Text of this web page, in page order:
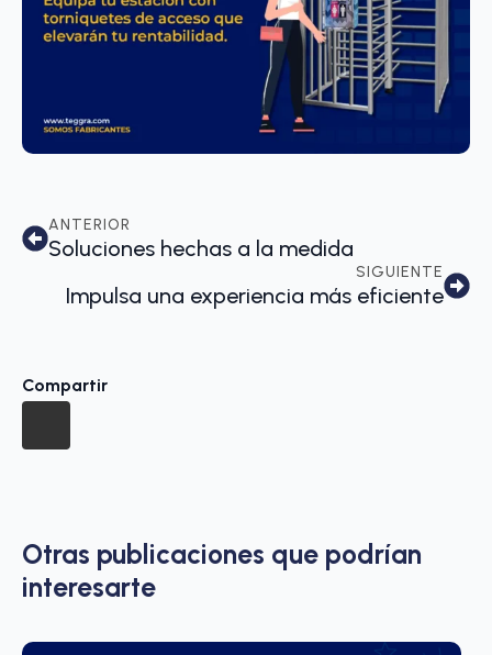
ANTERIOR
Soluciones hechas a la medida
SIGUIENTE
Impulsa una experiencia más eficiente
Compartir
Otras publicaciones que podrían
interesarte